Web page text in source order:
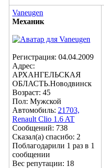
Vaneugen
Механик
Регистрация: 04.04.2009
Адрес:
АРХАНГЕЛЬСКАЯ
ОБЛАСТЬ.Новодвинск
Возраст: 45
Пол: Мужской
Автомобиль: 21703,
Renault Clio 1.6 AT
Сообщений: 738
Сказал(а) спасибо: 2
Поблагодарили 1 раз в 1
сообщении
Вес репутации: 18